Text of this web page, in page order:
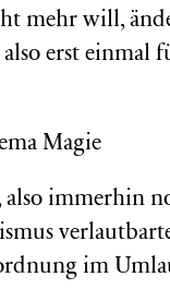
mehr will,
erst einmal
also immerhin
im